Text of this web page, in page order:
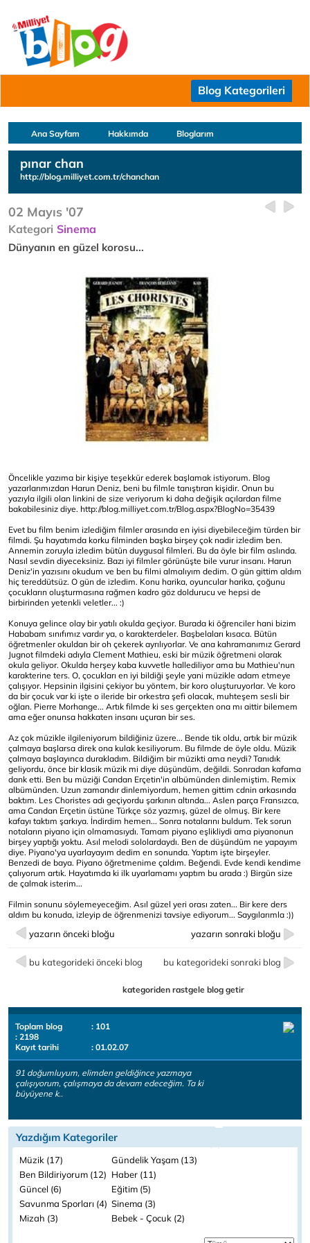
Blog Kategorileri
Ana Sayfam Hakkımda Bloglarım
pınar chan
http://blog.milliyet.com.tr/chanchan
02 Mayıs '07
Kategori Sinema
Dünyanın en güzel korosu...
Öncelikle yazıma bir kişiye teşekkür ederek başlamak istiyorum. Blog
yazarlarımızdan Harun Deniz, beni bu filmle tanıştıran kişidir. Onun bu
yazıyla ilgili olan linkini de size veriyorum ki daha değişik açılardan filme
bakabilesiniz diye. http://blog.milliyet.com.tr/Blog.aspx?BlogNo=35439
Evet bu film benim izlediğim filmler arasında en iyisi diyebileceğim türden bir
filmdi. Şu hayatımda korku filminden başka birşey çok nadir izledim ben.
Annemin zoruyla izledim bütün duygusal filmleri. Bu da öyle bir film aslında.
Nasıl sevdin diyeceksiniz. Bazı iyi filmler görünüşte bile vurur insanı. Harun
Deniz'in yazısını okudum ve ben bu filmi almalıyım dedim. O gün gittim aldım
hiç tereddütsüz. O gün de izledim. Konu harika, oyuncular harika, çoğunu
çocukların oluşturmasına rağmen kadro göz doldurucu ve hepsi de
birbirinden yetenkli veletler... :)
Konuya gelince olay bir yatılı okulda geçiyor. Burada ki öğrenciler hani bizim
Hababam sınıfımız vardır ya, o karakterdeler. Başbelaları kısaca. Bütün
öğretmenler okuldan bir oh çekerek ayrılıyorlar. Ve ana kahramanımız Gerard
Jugnot filmdeki adıyla Clement Mathieu, eski bir müzik öğretmeni olarak
okula geliyor. Okulda herşey kaba kuvvetle hallediliyor ama bu Mathieu'nun
karakterine ters. O, çocukları en iyi bildiği şeyle yani müzikle adam etmeye
çalışıyor. Hepsinin ilgisini çekiyor bu yöntem, bir koro oluşturuyorlar. Ve koro
da bir çocuk var ki işte o ileride bir orkestra şefi olacak, muhteşem sesli bir
oğlan. Pierre Morhange... Artık filmde ki ses gerçekten ona mı aittir bilemem
ama eğer onunsa hakkaten insanı uçuran bir ses.
Az çok müzikle ilgileniyorum bildiğiniz üzere... Bende tik oldu, artık bir müzik
çalmaya başlarsa direk ona kulak kesiliyorum. Bu filmde de öyle oldu. Müzik
çalmaya başlayınca durakladım. Bildiğim bir müzikti ama neydi? Tanıdık
geliyordu, önce bir klasik müzik mi diye düşündüm, değildi. Sonradan kafama
dank etti. Ben bu müziği Candan Erçetin'in albümünden dinlemiştim. Remix
albümünden. Uzun zamandır dinlemiyordum, hemen gittim cdnin arkasında
baktım. Les Choristes adı geçiyordu şarkının altında... Aslen parça Fransızca,
ama Candan Erçetin üstüne Türkçe söz yazmış, güzel de olmuş. Bir kere
kafayı taktım şarkıya. İndirdim hemen... Sonra notalarını buldum. Tek sorun
notaların piyano için olmamasıydı. Tamam piyano eşlikliydi ama piyanonun
birşey yaptığı yoktu. Asıl melodi sololardaydı. Ben de düşündüm ne yapayım
diye. Piyano'ya uyarlayayım dedim en sonunda. Yaptım işte birşeyler.
Benzedi de baya. Piyano öğretmenime çaldım. Beğendi. Evde kendi kendime
çalıyorum artık. Hayatımda ki ilk uyarlamamı yaptım bu arada :) Birgün size
de çalmak isterim...
Filmin sonunu söylemeyeceğim. Asıl güzel yeri orası zaten... Bir kere ders
aldım bu konuda, izleyip de öğrenmenizi tavsiye ediyorum... Saygılarımla :))
yazarın önceki bloğu yazarın sonraki bloğu
bu kategorideki önceki blog bu kategorideki sonraki blog
kategoriden rastgele blog getir
Toplam blog
: 101
: 2198
Kayıt tarihi
: 01.02.07
91 doğumluyum, elimden geldiğince yazmaya
çalışıyorum, çalışmaya da devam edeceğim. Ta ki
büyüyene k..
Yazdığım Kategoriler
Müzik (17)
Gündelik Yaşam (13)
Ben Bildiriyorum (12) Haber (11)
Güncel (6)
Eğitim (5)
Savunma Sporları (4) Sinema (3)
Mizah (3)
Bebek - Çocuk (2)